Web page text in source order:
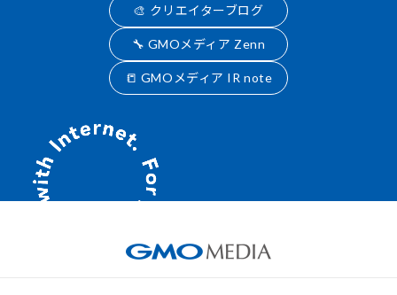
🎨 クリエイターブログ
🔧 GMOメディア Zenn
📒 GMOメディア IR note